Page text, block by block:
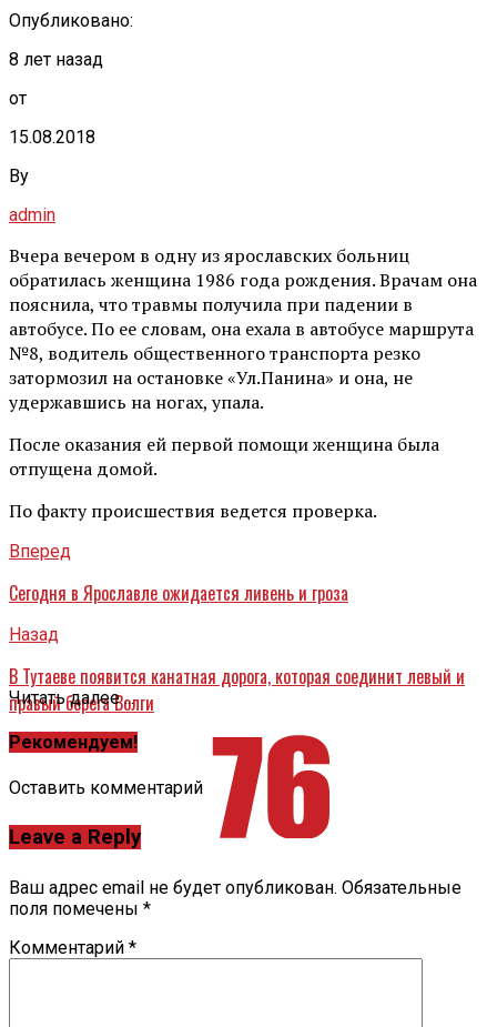
Опубликовано:
8 лет назад
от
15.08.2018
By
admin
Вчера вечером в одну из ярославских больниц
обратилась женщина 1986 года рождения. Врачам она
пояснила, что травмы получила при падении в
автобусе. По ее словам, она ехала в автобусе маршрута
№8, водитель общественного транспорта резко
затормозил на остановке «Ул.Панина» и она, не
удержавшись на ногах, упала.
После оказания ей первой помощи женщина была
отпущена домой.
По факту происшествия ведется проверка.
Вперед
Сегодня в Ярославле ожидается ливень и гроза
Назад
В Тутаеве появится канатная дорога, которая соединит левый и
правый берега Волги
Читать далее ...
Рекомендуем!
Оставить комментарий
Leave a Reply
Ваш адрес email не будет опубликован. Обязательные
поля помечены *
Комментарий *